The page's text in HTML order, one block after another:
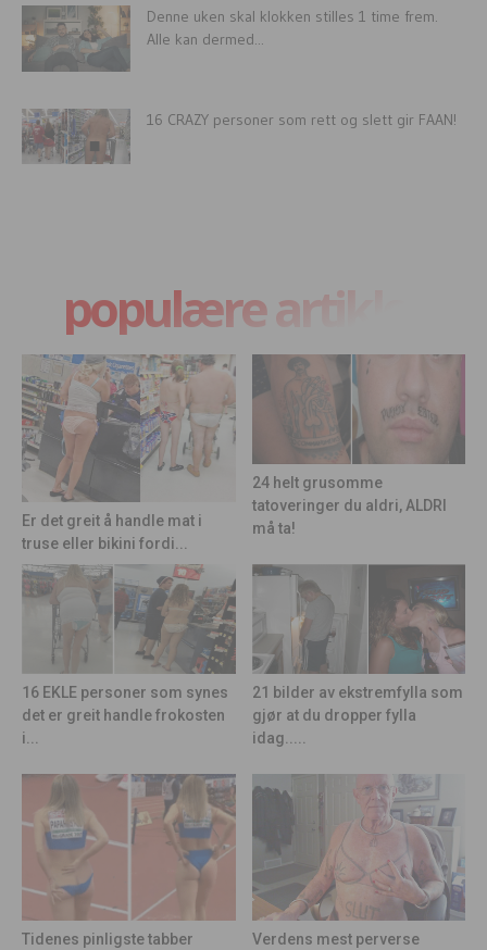
Denne uken skal klokken stilles 1 time frem.
Alle kan dermed...
16 CRAZY personer som rett og slett gir FAAN!
populære artikler
Er det greit å handle mat i
truse eller bikini fordi...
24 helt grusomme
tatoveringer du aldri, ALDRI
må ta!
16 EKLE personer som synes
det er greit handle frokosten
i...
21 bilder av ekstremfylla som
gjør at du dropper fylla
idag.....
Tidenes pinligste tabber
Verdens mest perverse